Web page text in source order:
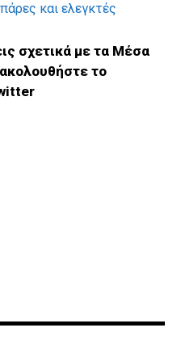
και ελεγκτές
σχετικά με τα Μέσα
το